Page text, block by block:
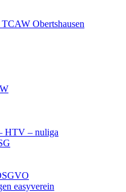
Obertshausen
HTV – nuliga
easyverein